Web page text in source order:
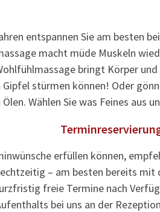
entspannen Sie am besten
macht müde Muskeln
bringt Körper
stürmen können! Oder
Wählen Sie was Feines aus
erfüllen können,
– am besten bereits mit
freie Termine nach
bei uns an der